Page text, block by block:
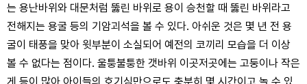
는 용난바위와 대문처럼 뚫린 바위로 용이 승천할 때 뚫린 바위라고
전해지는 용굴 등의 기암괴석을 볼 수 있다. 아쉬운 것은 몇 년 전 용
굴이 태풍을 맞아 윗부분이 소실되어 예전의 코끼리 모습을 더 이상
볼 수 없다는 점이다. 울퉁불퉁한 갯바위 이곳저곳에는 고둥이나 작은